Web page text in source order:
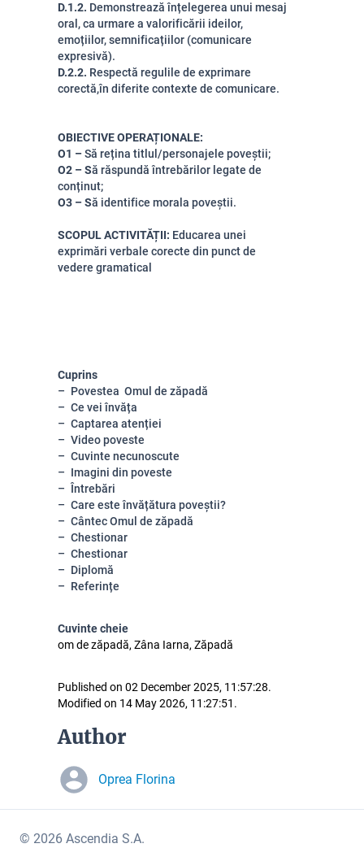
D.1.2. Demonstrează înțelegerea unui mesaj
oral, ca urmare a valorificării ideilor,
emoțiilor, semnificațiilor (comunicare
expresivă).
D.2.2. Respectă regulile de exprimare
corectă,în diferite contexte de comunicare.
OBIECTIVE OPERAȚIONALE:
O1 – Să rețina titlul/personajele poveștii;
O2 – Să răspundă întrebărilor legate de
conținut;
O3 – Să identifice morala poveștii.
SCOPUL ACTIVITĂȚII: Educarea unei
exprimări verbale corecte din punct de
vedere gramatical
Cuprins
Povestea Omul de zăpadă
Ce vei învăța
Captarea atenției
Video poveste
Cuvinte necunoscute
Imagini din poveste
Întrebări
Care este învățătura poveștii?
Cântec Omul de zăpadă
Chestionar
Chestionar
Diplomă
Referințe
Cuvinte cheie
om de zăpadă, Zâna Iarna, Zăpadă
Published on 02 December 2025, 11:57:28.
Modified on 14 May 2026, 11:27:51.
Author
Oprea Florina
© 2026 Ascendia S.A.